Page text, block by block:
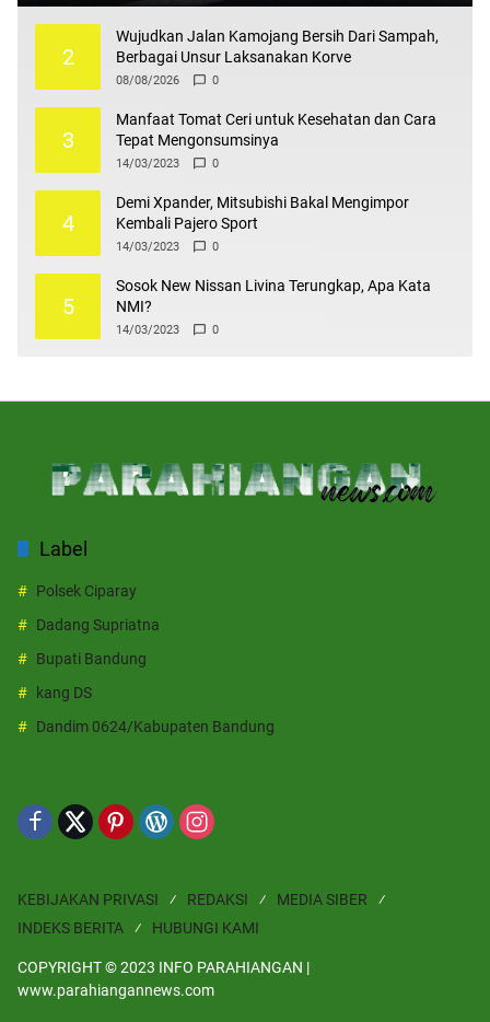
2
Wujudkan Jalan Kamojang Bersih Dari Sampah,
Berbagai Unsur Laksanakan Korve
08/08/2026 0
3
Manfaat Tomat Ceri untuk Kesehatan dan Cara
Tepat Mengonsumsinya
14/03/2023 0
4
Demi Xpander, Mitsubishi Bakal Mengimpor
Kembali Pajero Sport
14/03/2023 0
5
Sosok New Nissan Livina Terungkap, Apa Kata
NMI?
14/03/2023 0
Label
Polsek Ciparay
Dadang Supriatna
Bupati Bandung
kang DS
Dandim 0624/Kabupaten Bandung
KEBIJAKAN PRIVASI REDAKSI
MEDIA SIBER
INDEKS BERITA
HUBUNGI KAMI
COPYRIGHT © 2023 INFO PARAHIANGAN |
www.parahiangannews.com